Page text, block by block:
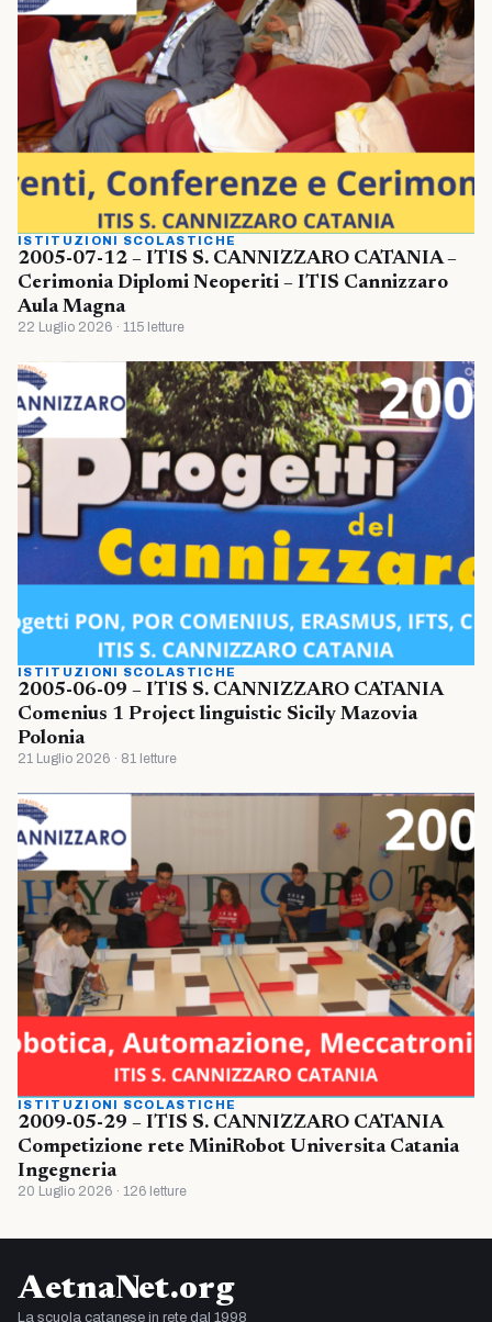
ISTITUZIONI SCOLASTICHE
2005-07-12 – ITIS S. CANNIZZARO CATANIA –
Cerimonia Diplomi Neoperiti – ITIS Cannizzaro
Aula Magna
22 Luglio 2026 · 115 letture
ISTITUZIONI SCOLASTICHE
2005-06-09 – ITIS S. CANNIZZARO CATANIA
Comenius 1 Project linguistic Sicily Mazovia
Polonia
21 Luglio 2026 · 81 letture
ISTITUZIONI SCOLASTICHE
2009-05-29 – ITIS S. CANNIZZARO CATANIA
Competizione rete MiniRobot Universita Catania
Ingegneria
20 Luglio 2026 · 126 letture
AetnaNet.org
La scuola catanese in rete dal 1998